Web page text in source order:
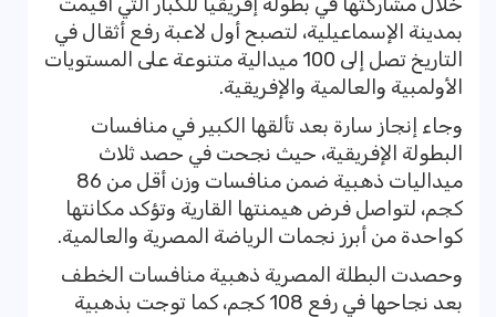
بمدينة الإسماعيلية، لتصبح أول لاعبة رفع أثقال في
التاريخ تصل إلى 100 ميدالية متنوعة على المستويات
الأولمبية والعالمية والإفريقية.
وجاء إنجاز سارة بعد تألقها الكبير في منافسات
البطولة الإفريقية، حيث نجحت في حصد ثلاث
ميداليات ذهبية ضمن منافسات وزن أقل من 86
كجم، لتواصل فرض هيمنتها القارية وتؤكد مكانتها
كواحدة من أبرز نجمات الرياضة المصرية والعالمية.
وحصدت البطلة المصرية ذهبية منافسات الخطف
بعد نجاحها في رفع 108 كجم، كما توجت بذهبية